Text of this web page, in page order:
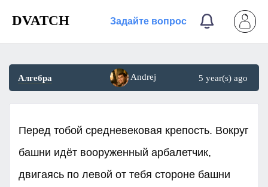
DVATCH Задайте вопрос
Алгебра Andrej 5 year(s) ago
Перед тобой средневековая крепость. Вокруг
башни идёт вооруженный арбалетчик,
двигаясь по левой от тебя стороне башни